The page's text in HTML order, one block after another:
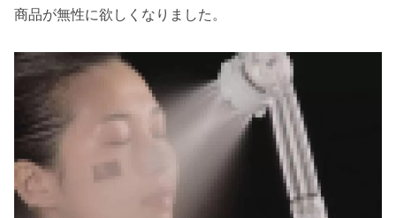
商品が無性に欲しくなりました。